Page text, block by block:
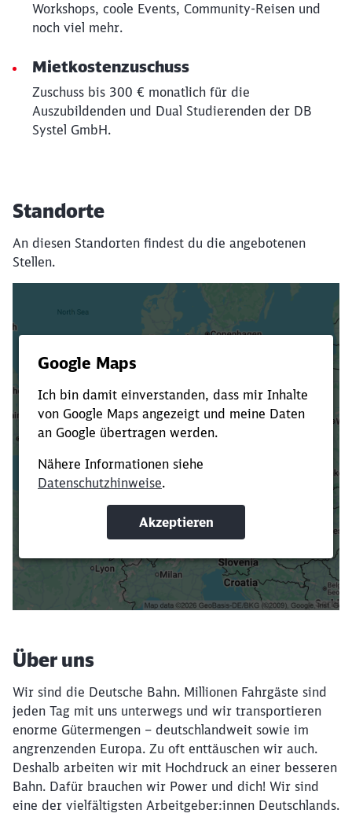
Workshops, coole Events, Community-Reisen und
noch viel mehr.
Mietkostenzuschuss
Zuschuss bis 300 € monatlich für die
Auszubildenden und Dual Studierenden der DB
Systel GmbH.
Standorte
An diesen Standorten findest du die angebotenen
Stellen.
Verkürze die Ladezeit, indem du Suchbegriffe
oder Filter hinzufügst.
Suchbegriffe eingeben
Filter setzen
Über uns
Wir sind die Deutsche Bahn. Millionen Fahrgäste sind
jeden Tag mit uns unterwegs und wir transportieren
enorme Gütermengen – deutschlandweit sowie im
angrenzenden Europa. Zu oft enttäuschen wir auch.
Deshalb arbeiten wir mit Hochdruck an einer besseren
Bahn. Dafür brauchen wir Power und dich! Wir sind
eine der vielfältigsten Arbeitgeber:innen Deutschlands.